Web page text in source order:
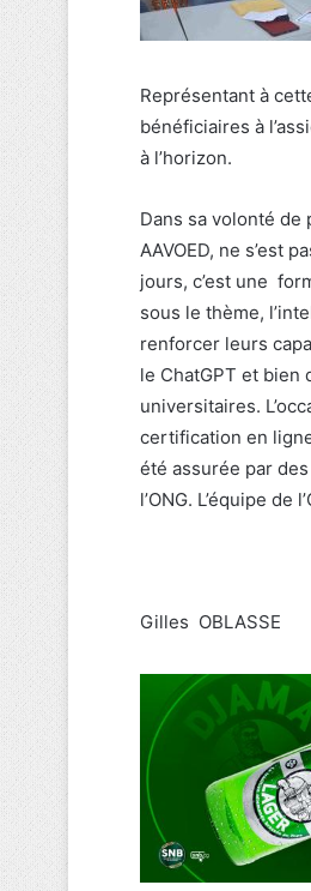
Représentant à
bénéficiaires à
à l’horizon.
Dans sa volonté de
AAVOED, ne s’est
jours, c’est une
sous le thème,
renforcer leurs
le ChatGPT et bien
universitaires.
certification en
été assurée par
l’ONG. L’équipe
Gilles OBLASSE